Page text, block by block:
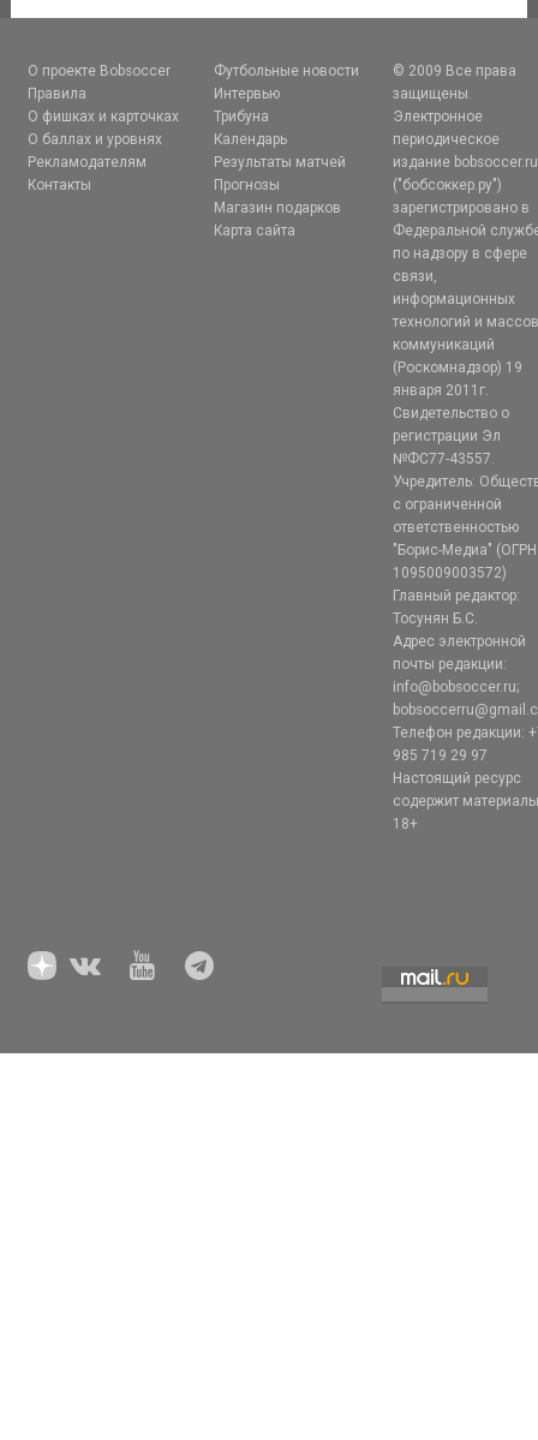
О проекте Bobsoccer
Правила
О фишках и карточках
О баллах и уровнях
Рекламодателям
Контакты
Футбольные новости
Интервью
Трибуна
Календарь
Результаты матчей
Прогнозы
Магазин подарков
Карта сайта
© 2009 Все права
защищены.
Электронное
периодическое
издание bobsoccer.ru
("бобсоккер.ру")
зарегистрировано в
Федеральной
по надзору в сфере
связи,
информационных
технологий и
коммуникаций
(Роскомнадзор) 19
января 2011г.
Свидетельство о
регистрации Эл
№ФС77-43557.
Учредитель:
с ограниченной
ответственностью
"Борис-Медиа" (ОГРН
1095009003572)
Главный редактор:
Тосунян Б.С.
Адрес электронной
почты редакции:
info@bobsoccer.ru;
Телефон редакции:
985 719 29 97
Настоящий ресурс
содержит
18+